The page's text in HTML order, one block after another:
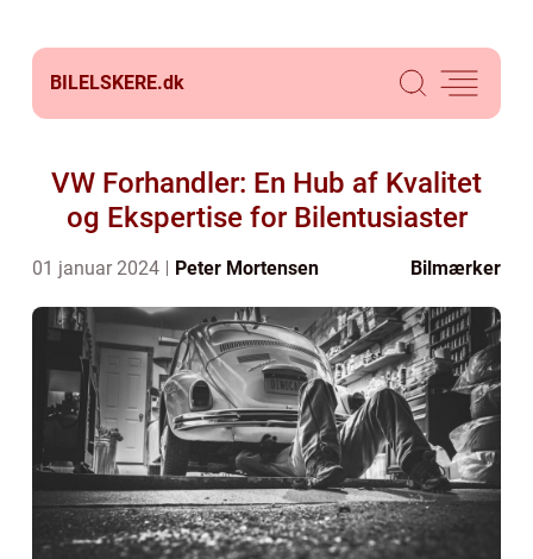
BILELSKERE.dk
VW Forhandler: En Hub af Kvalitet
og Ekspertise for Bilentusiaster
01 januar 2024 Peter Mortensen Bilmærker